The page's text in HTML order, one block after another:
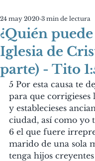
¿Quién
Iglesia de
parte) - Tito
24 may 2020 3 min de lectura
5 Por esta causa te
para que corrigieses
y establecieses
ciudad, así como yo
6 el que fuere
marido de una sola
tenga hijos